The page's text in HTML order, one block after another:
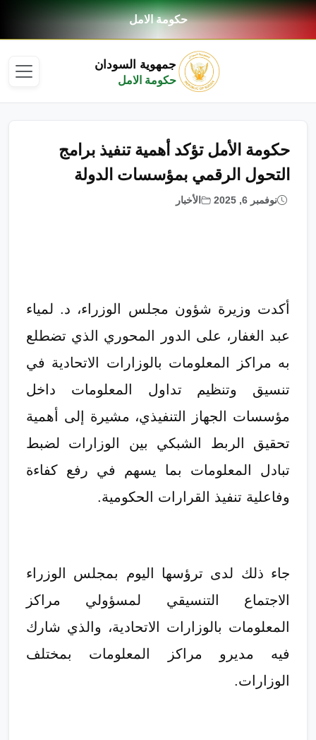
حكومة الامل
جمهوية السودان
حكومة الامل
حكومة الأمل تؤكد أهمية تنفيذ برامج
التحول الرقمي بمؤسسات الدولة
نوفمبر 6, 2025 الأخبار
أكدت وزيرة شؤون مجلس الوزراء، د. لمياء
عبد الغفار، على الدور المحوري الذي تضطلع
به مراكز المعلومات بالوزارات الاتحادية في
تنسيق وتنظيم تداول المعلومات داخل
مؤسسات الجهاز التنفيذي، مشيرة إلى أهمية
تحقيق الربط الشبكي بين الوزارات لضبط
تبادل المعلومات بما يسهم في رفع كفاءة
وفاعلية تنفيذ القرارات الحكومية.
جاء ذلك لدى ترؤسها اليوم بمجلس الوزراء
الاجتماع التنسيقي لمسؤولي مراكز
المعلومات بالوزارات الاتحادية، والذي شارك
فيه مديرو مراكز المعلومات بمختلف
الوزارات.